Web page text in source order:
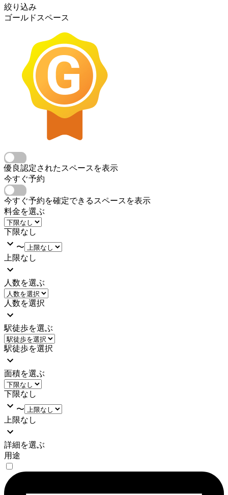
絞り込み
ゴールドスペース
優良認定されたスペースを表示
今すぐ予約
今すぐ予約を確定できるスペースを表示
料金を選ぶ
下限なし
〜
上限なし
人数を選ぶ
人数を選択
駅徒歩を選ぶ
駅徒歩を選択
面積を選ぶ
下限なし
〜
上限なし
詳細を選ぶ
用途